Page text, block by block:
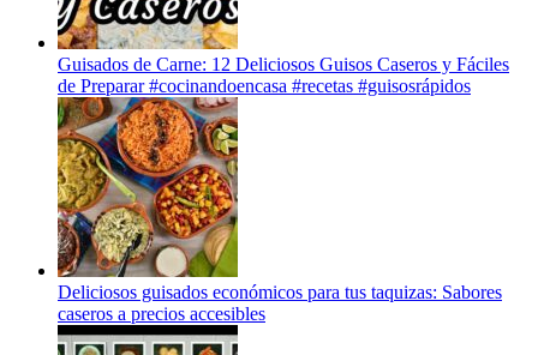
Guisados de Carne: 12 Deliciosos Guisos Caseros y Fáciles
de Preparar #cocinandoencasa #recetas #guisosrápidos
Deliciosos guisados económicos para tus taquizas: Sabores
caseros a precios accesibles